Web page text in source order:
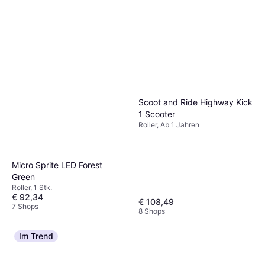
Micro Sprite LED Forest
Green
Roller, 1 Stk.
€ 92,34
7 Shops
Scoot and Ride Highway Kick
1 Scooter
Roller, Ab 1 Jahren
€ 108,49
8 Shops
Im Trend